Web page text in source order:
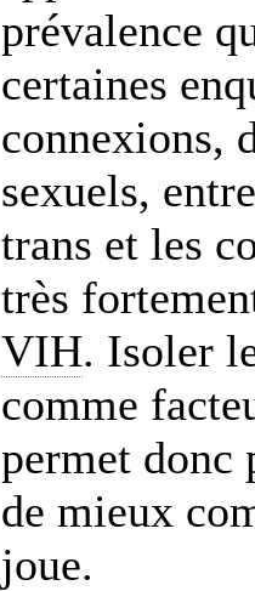
prévalence
certaines
connexions,
sexuels,
trans et les
très
VIH. Isoler
comme
permet donc
de mieux
joue.